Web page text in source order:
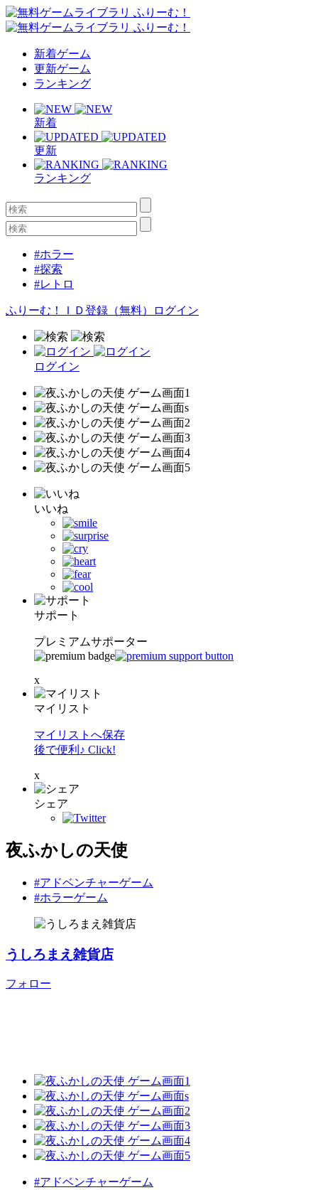
新着ゲーム
更新ゲーム
ランキング
新着
更新
ランキング
#ホラー
#探索
#レトロ
ふりーむ！ＩＤ登録（無料） ログイン
ログイン
いいね
サポート
プレミアムサポーター
x
マイリスト
マイリストへ保存
後で便利♪ Click!
x
シェア
夜ふかしの天使
#アドベンチャーゲーム
#ホラーゲーム
うしろまえ雑貨店
フォロー
#アドベンチャーゲーム